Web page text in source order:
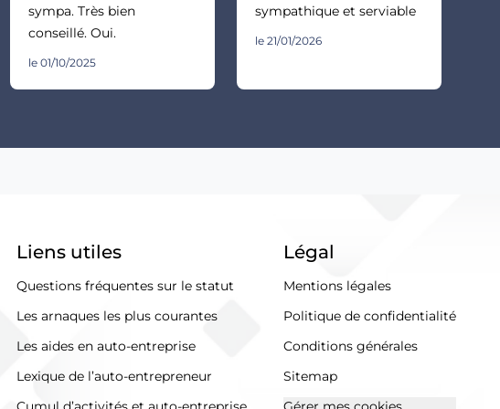
sympa. Très bien
conseillé. Oui.
le 01/10/2025
sympathique et serviable
le 21/01/2026
Liens utiles
Questions fréquentes sur le statut
Les arnaques les plus courantes
Les aides en auto-entreprise
Lexique de l’auto-entrepreneur
Légal
Mentions légales
Politique de confidentialité
Conditions générales
Sitemap